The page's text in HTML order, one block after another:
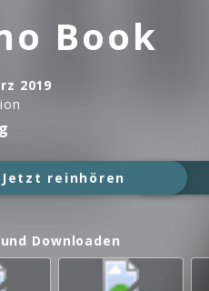
Book
2019
Jetzt reinhören
Downloaden